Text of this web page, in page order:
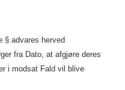
herved
fra Dato, at afgjøre deres
i modsat Fald vil blive